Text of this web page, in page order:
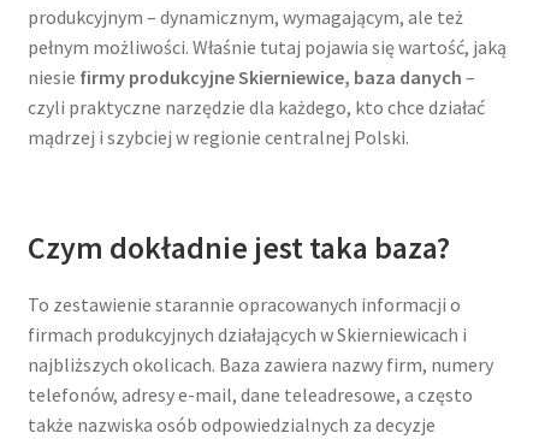
produkcyjnym – dynamicznym, wymagającym, ale też
pełnym możliwości. Właśnie tutaj pojawia się wartość, jaką
niesie firmy produkcyjne Skierniewice, baza danych –
czyli praktyczne narzędzie dla każdego, kto chce działać
mądrzej i szybciej w regionie centralnej Polski.
Czym dokładnie jest taka baza?
To zestawienie starannie opracowanych informacji o
firmach produkcyjnych działających w Skierniewicach i
najbliższych okolicach. Baza zawiera nazwy firm, numery
telefonów, adresy e-mail, dane teleadresowe, a często
także nazwiska osób odpowiedzialnych za decyzje